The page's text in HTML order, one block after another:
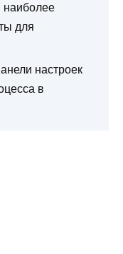
наиболее
для
настроек
в